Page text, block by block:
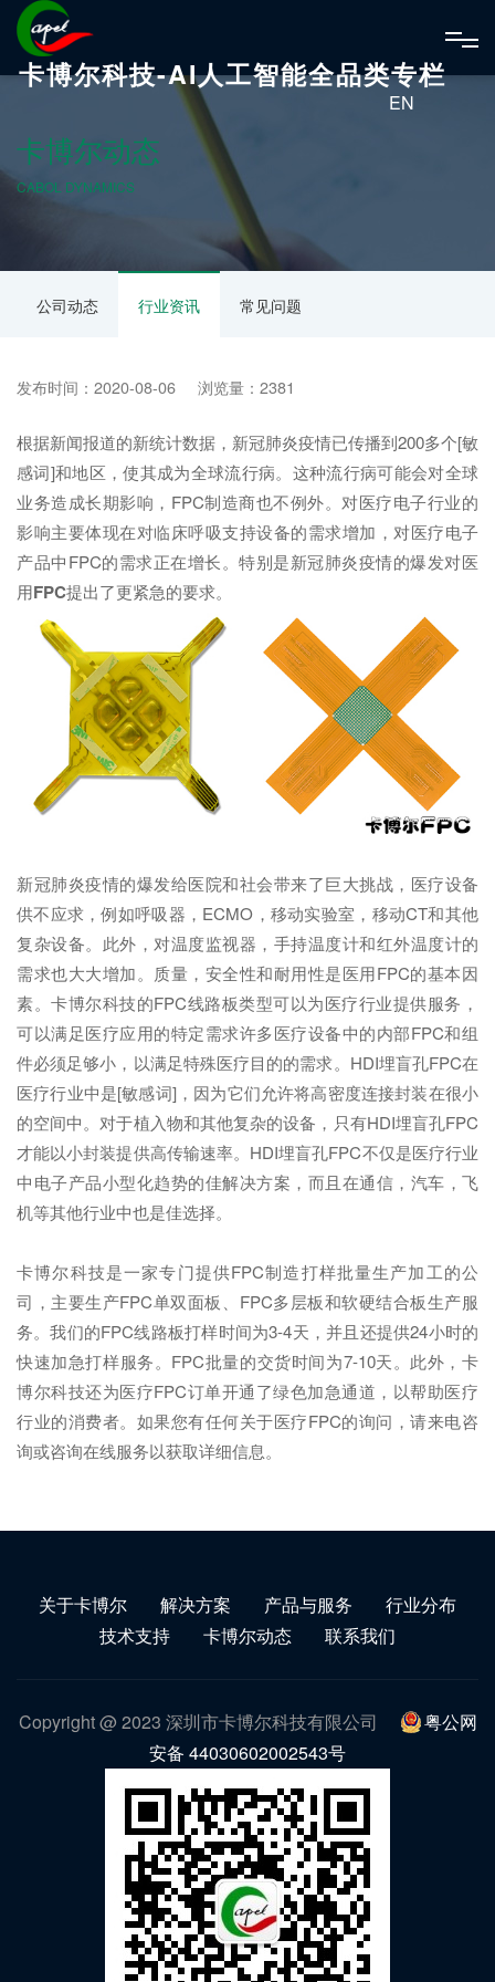
卡博尔科技-AI人工智能全品类专栏
EN
卡博尔动态
CABOL DYNAMICS
公司动态 行业资讯 常见问题
发布时间：2020-08-06 浏览量：2381
根据新闻报道的新统计数据，新冠肺炎疫情已传播到200多个[敏
感词]和地区，使其成为全球流行病。这种流行病可能会对全球
业务造成长期影响，FPC制造商也不例外。对医疗电子行业的
影响主要体现在对临床呼吸支持设备的需求增加，对医疗电子
产品中FPC的需求正在增长。特别是新冠肺炎疫情的爆发对医
用FPC提出了更紧急的要求。
新冠肺炎疫情的爆发给医院和社会带来了巨大挑战，医疗设备
供不应求，例如呼吸器，ECMO，移动实验室，移动CT和其他
复杂设备。此外，对温度监视器，手持温度计和红外温度计的
需求也大大增加。质量，安全性和耐用性是医用FPC的基本因
素。卡博尔科技的FPC线路板类型可以为医疗行业提供服务，
可以满足医疗应用的特定需求许多医疗设备中的内部FPC和组
件必须足够小，以满足特殊医疗目的的需求。HDI埋盲孔FPC在
医疗行业中是[敏感词]，因为它们允许将高密度连接封装在很小
的空间中。对于植入物和其他复杂的设备，只有HDI埋盲孔FPC
才能以小封装提供高传输速率。HDI埋盲孔FPC不仅是医疗行业
中电子产品小型化趋势的佳解决方案，而且在通信，汽车，飞
机等其他行业中也是佳选择。
卡博尔科技是一家专门提供FPC制造打样批量生产加工的公
司，主要生产FPC单双面板、FPC多层板和软硬结合板生产服
务。我们的FPC线路板打样时间为3-4天，并且还提供24小时的
快速加急打样服务。FPC批量的交货时间为7-10天。此外，卡
博尔科技还为医疗FPC订单开通了绿色加急通道，以帮助医疗
行业的消费者。如果您有任何关于医疗FPC的询问，请来电咨
询或咨询在线服务以获取详细信息。
关于卡博尔 解决方案 产品与服务
行业分布
技术支持
卡博尔动态 联系我们
Copyright @ 2023 深圳市卡博尔科技有限公司
粤公网
安备 44030602002543号